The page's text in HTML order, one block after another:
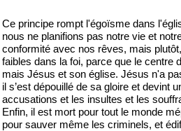
Ce principe rompt l'égoïsme dans
nous ne planifions pas notre vie et
conformité avec nos rêves, mais
faibles dans la foi, parce que le centre
mais Jésus et son église. Jésus n'a
il s’est dépouillé de sa gloire et devint
accusations et les insultes et les
Enfin, il est mort pour tout le monde
pour sauver même les criminels, et